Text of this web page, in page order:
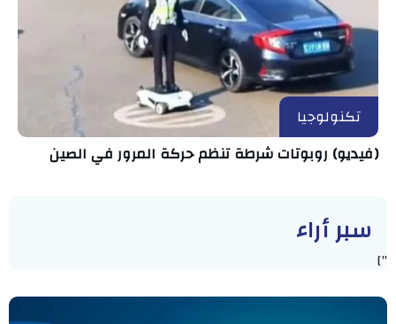
تكنولوجيا
(فيديو) روبوتات شرطة تنظم حركة المرور في الصين
سبر أراء
"]